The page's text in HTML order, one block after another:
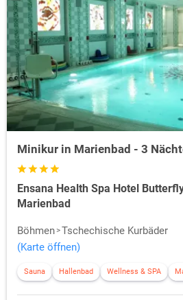
Minikur in Marienbad - 3
Ensana Health Spa Hotel
Marienbad
Böhmen Tschechische Kurbäder
(Karte öffnen)
Sauna Hallenbad Wellness & SPA